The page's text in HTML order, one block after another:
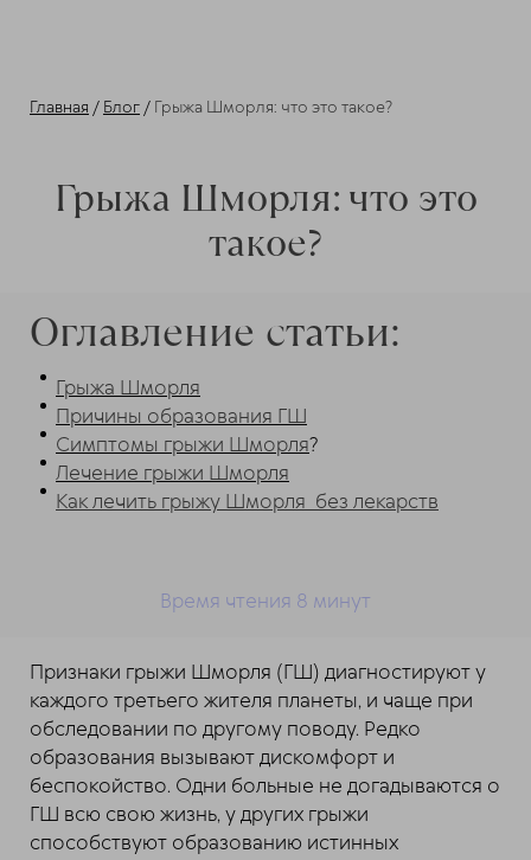
Главная / Блог / Грыжа Шморля: что это такое?
Грыжа Шморля: что это
такое?
Оглавление статьи:
Грыжа Шморля
Причины образования ГШ
Симптомы грыжи Шморля?
Лечение грыжи Шморля
Как лечить грыжу Шморля без лекарств
Время чтения 8 минут
Признаки грыжи Шморля (ГШ) диагностируют у
каждого третьего жителя планеты, и чаще при
обследовании по другому поводу. Редко
образования вызывают дискомфорт и
беспокойство. Одни больные не догадываются о
ГШ всю свою жизнь, у других грыжи
способствуют образованию истинных